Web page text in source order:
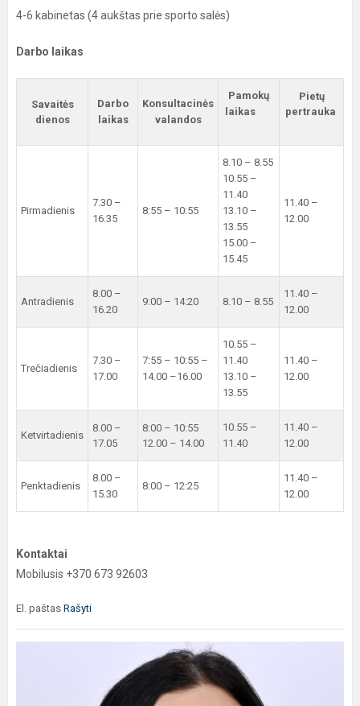
4-6 kabinetas (4 aukštas prie sporto salės)
Darbo laikas
Savaitės
dienos
Darbo
laikas
Konsultacinės
valandos
Pamokų
laikas
Pietų
pertrauka
Pirmadienis
7.30 –
16.35
8:55 – 10:55
8.10 – 8.55
10.55 –
11.40
13.10 –
13.55
15.00 –
15.45
11.40 –
12.00
Antradienis
8.00 –
16.20
9:00 – 14:20 8.10 – 8.55
11.40 –
12.00
Trečiadienis
7.30 –
17.00
7:55 – 10:55 –
14.00 –16.00
10.55 –
11.40
13.10 –
13.55
11.40 –
12.00
Ketvirtadienis
8.00 –
17.05
8:00 – 10:55
12.00 – 14.00
10.55 –
11.40
11.40 –
12.00
Penktadienis
8.00 –
15.30
8:00 – 12:25
11.40 –
12.00
Kontaktai
Mobilusis +370 673 92603
El. paštas Rašyti